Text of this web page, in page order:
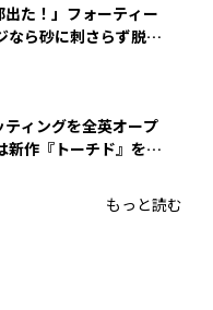
出た！」フォーティー
なら砂に刺さらず脱出
ィングを全英オープ
新作『トーチド』を投
もっと読む